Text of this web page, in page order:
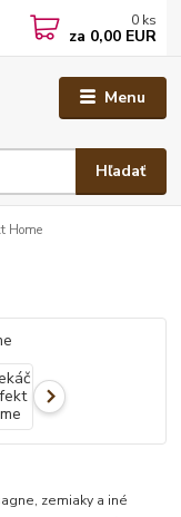
Menu
Hľadať
0 ks
za 0,00 EUR
Home
zemiaky a iné